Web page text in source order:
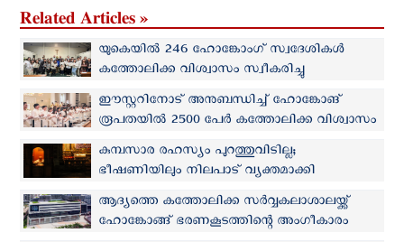
Related Articles »
യുകെയില്‍ 246 ഹോങ്കോംഗ് സ്വദേശികള്‍
കത്തോലിക്ക വിശ്വാസം സ്വീകരിച്ചു
ഈസ്റ്ററിനോട് അനുബന്ധിച്ച് ഹോങ്കോങ്
രൂപതയില്‍ 2500 പേര്‍ കത്തോലിക്ക വിശ്വാസം
സ്വീകരിക്കും
കുമ്പസാര രഹസ്യം പുറത്തുവിടില്ല;
ഭീഷണിയിലും നിലപാട് വ്യക്തമാക്കി
ഹോങ്കോംഗ് രൂപത
ആദ്യത്തെ കത്തോലിക്ക സർവ്വകലാശാലയ്ക്ക്
ഹോങ്കോങ്ങ് ഭരണകൂടത്തിന്റെ അംഗീകാരം